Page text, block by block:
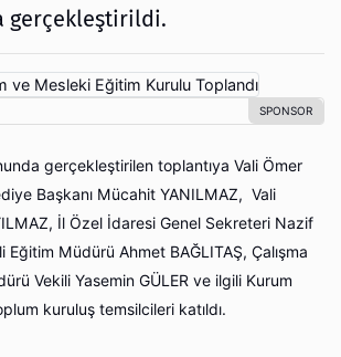
gerçekleştirildi.
gerçekleştirilen toplantıya Vali Ömer
Başkanı Mücahit YANILMAZ, Vali
İl Özel İdaresi Genel Sekreteri Nazif
Eğitim Müdürü Ahmet BAĞLITAŞ, Çalışma
Vekili Yasemin GÜLER ve ilgili Kurum
kuruluş temsilcileri katıldı.